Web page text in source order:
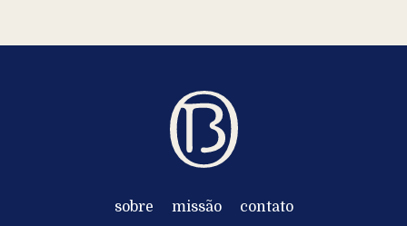
sobre missão contato